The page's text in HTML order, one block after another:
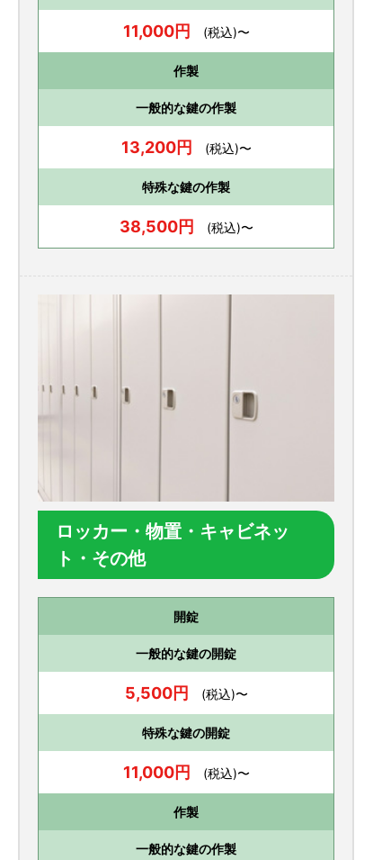
11,000円 (税込)〜
作製
一般的な鍵の作製
13,200円 (税込)〜
特殊な鍵の作製
38,500円 (税込)〜
ロッカー・物置・キャビネッ
ト・その他
開錠
一般的な鍵の開錠
5,500円 (税込)〜
特殊な鍵の開錠
11,000円 (税込)〜
作製
一般的な鍵の作製